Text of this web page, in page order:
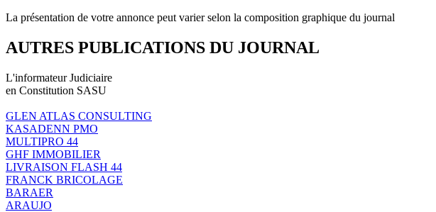
La présentation de votre annonce peut varier selon la composition graphique du journal
AUTRES PUBLICATIONS DU JOURNAL
L'informateur Judiciaire
en Constitution SASU
GLEN ATLAS CONSULTING
KASADENN PMO
MULTIPRO 44
GHF IMMOBILIER
LIVRAISON FLASH 44
FRANCK BRICOLAGE
BARAER
ARAUJO